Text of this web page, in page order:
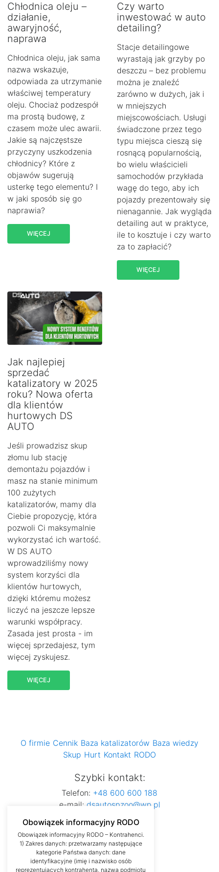
Chłodnica oleju –
działanie,
awaryjność,
naprawa
Chłodnica oleju, jak sama
nazwa wskazuje,
odpowiada za utrzymanie
właściwej temperatury
oleju. Chociaż podzespół
ma prostą budowę, z
czasem może ulec awarii.
Jakie są najczęstsze
przyczyny uszkodzenia
chłodnicy? Które z
objawów sugerują
usterkę tego elementu? I
w jaki sposób się go
naprawia?
WIĘCEJ
Czy warto
inwestować w auto
detailing?
Stacje detailingowe
wyrastają jak grzyby po
deszczu – bez problemu
można je znaleźć
zarówno w dużych, jak i
w mniejszych
miejscowościach. Usługi
świadczone przez tego
typu miejsca cieszą się
rosnącą popularnością,
bo wielu właścicieli
samochodów przykłada
wagę do tego, aby ich
pojazdy prezentowały się
nienagannie. Jak wygląda
detailing aut w praktyce,
ile to kosztuje i czy warto
za to zapłacić?
WIĘCEJ
Jak najlepiej
sprzedać
katalizatory w 2025
roku? Nowa oferta
dla klientów
hurtowych DS
AUTO
Jeśli prowadzisz skup
złomu lub stację
demontażu pojazdów i
masz na stanie minimum
100 zużytych
katalizatorów, mamy dla
Ciebie propozycję, która
pozwoli Ci maksymalnie
wykorzystać ich wartość.
W DS AUTO
wprowadziliśmy nowy
system korzyści dla
klientów hurtowych,
dzięki któremu możesz
liczyć na jeszcze lepsze
warunki współpracy.
Zasada jest prosta - im
więcej sprzedajesz, tym
więcej zyskujesz.
WIĘCEJ
O firmie Cennik Baza katalizatorów Baza wiedzy
Skup Hurt Kontakt RODO
Szybki kontakt:
Telefon: +48 600 600 188
e-mail: dsautospzoo@wp.pl
Obowiązek informacyjny RODO
Obowiązek informacyjny RODO – Kontrahenci.
1) Zakres danych: przetwarzamy następujące
kategorie Państwa danych: dane
identyfikacyjne (imię i nazwisko osób
reprezentujących kontrahenta, nazwa podmiotu